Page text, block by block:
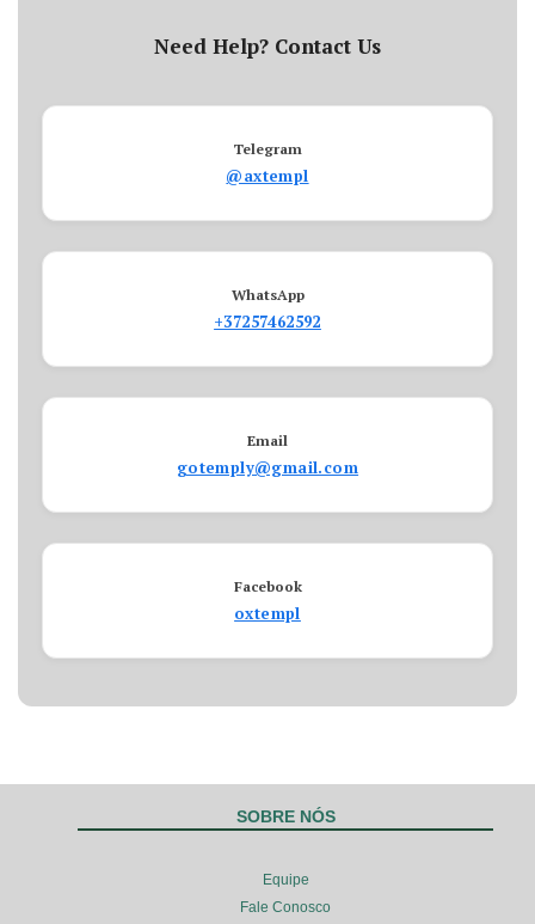
Need Help? Contact Us
Telegram
@axtempl
WhatsApp
+37257462592
Email
gotemply@gmail.com
Facebook
oxtempl
SOBRE NÓS
Equipe
Fale Conosco